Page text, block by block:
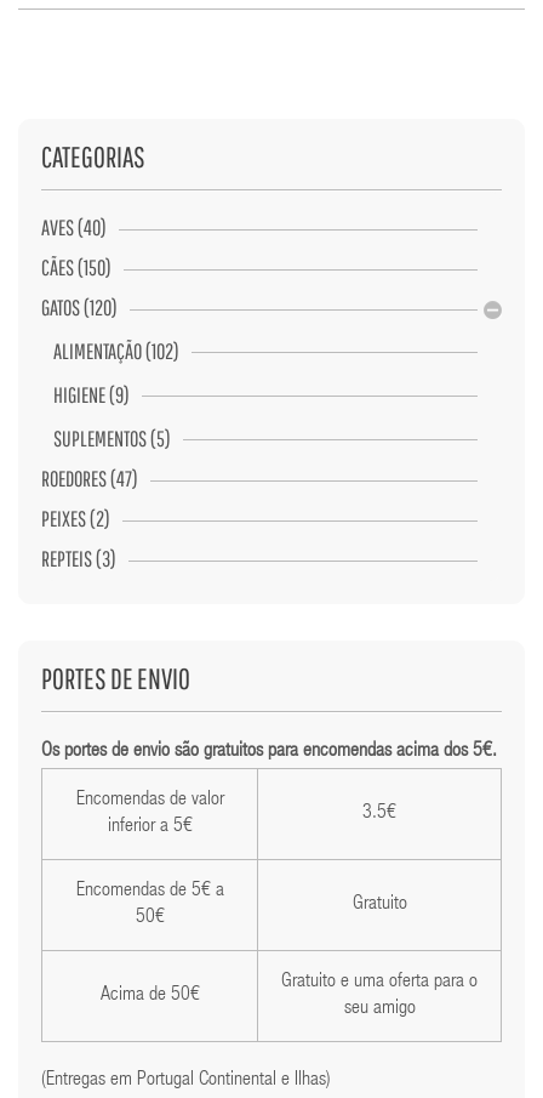
CATEGORIAS
AVES (40)
CÃES (150)
GATOS (120)
ALIMENTAÇÃO (102)
HIGIENE (9)
SUPLEMENTOS (5)
ROEDORES (47)
PEIXES (2)
REPTEIS (3)
PORTES DE ENVIO
Os portes de envio são gratuitos para encomendas acima dos 5€.
Encomendas de valor
inferior a 5€
3.5€
Encomendas de 5€ a
50€
Gratuito
Acima de 50€
Gratuito e uma oferta para o
seu amigo
(Entregas em Portugal Continental e Ilhas)